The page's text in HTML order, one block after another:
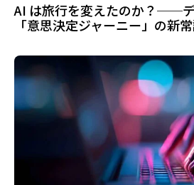
AI は旅行を変えたのか？──
「意思決定ジャーニー」の新